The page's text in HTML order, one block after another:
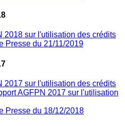
2018 sur l'utilisation des crédits
Presse du 21/11/2019
2017 sur l'utilisation des crédits
AGFPN 2017 sur l'utilisation
Presse du 18/12/2018